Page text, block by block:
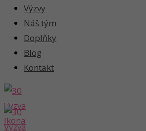
Výzvy
Náš tým
Doplňky
Blog
Kontakt